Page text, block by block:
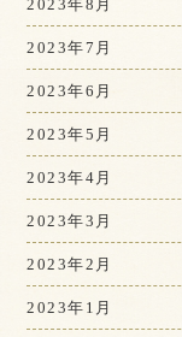
2023年8月
2023年7月
2023年6月
2023年5月
2023年4月
2023年3月
2023年2月
2023年1月